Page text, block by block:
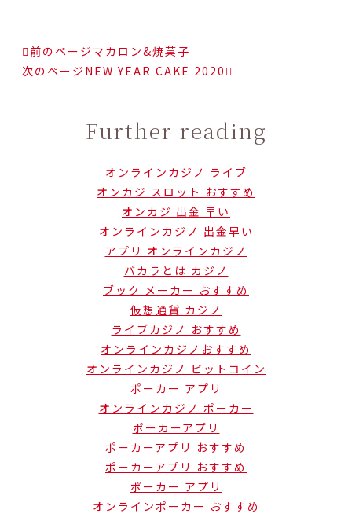
前のページ マカロン&焼菓子
次のページ NEW YEAR CAKE 2020
Further reading
オンラインカジノ ライブ
オンカジ スロット おすすめ
オンカジ 出金 早い
オンラインカジノ 出金早い
アプリ オンラインカジノ
バカラとは カジノ
ブック メーカー おすすめ
仮想通貨 カジノ
ライブカジノ おすすめ
オンラインカジノおすすめ
オンラインカジノ ビットコイン
ポーカー アプリ
オンラインカジノ ポーカー
ポーカーアプリ
ポーカーアプリ おすすめ
ポーカーアプリ おすすめ
ポーカー アプリ
オンラインポーカー おすすめ